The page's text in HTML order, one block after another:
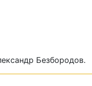
Безбородов.